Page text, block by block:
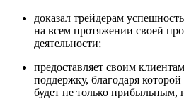
доказал трейдерам
на всем протяжении своей
деятельности;
предоставляет своим
поддержку, благодаря
будет не только